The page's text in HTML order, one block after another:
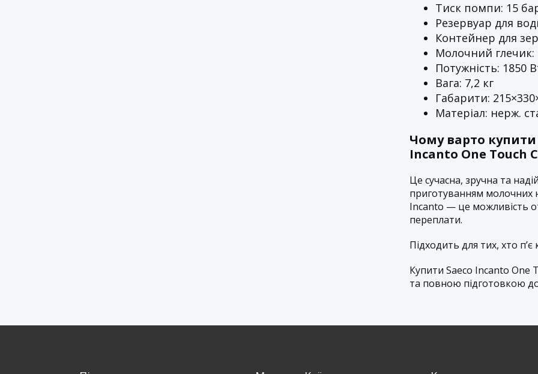
Тиск помпи: 15
Резервуар для
Контейнер для
Молочний глечик:
Потужність: 1850
Вага: 7,2 кг
Габарити:
Матеріал: нерж.
Чому варто
Incanto One Touch
Це сучасна, зручна та
приготуванням молочних
Incanto — це можливість
переплати.
Підходить для тих, хто
Купити Saeco Incanto One
та повною підготовкою